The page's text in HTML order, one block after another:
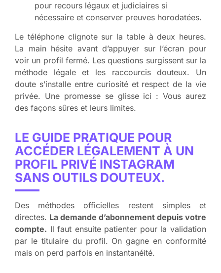
pour recours légaux et judiciaires si
nécessaire et conserver preuves horodatées.
Le téléphone clignote sur la table à deux heures.
La main hésite avant d’appuyer sur l’écran pour
voir un profil fermé. Les questions surgissent sur la
méthode légale et les raccourcis douteux. Un
doute s’installe entre curiosité et respect de la vie
privée. Une promesse se glisse ici : Vous aurez
des façons sûres et leurs limites.
LE GUIDE PRATIQUE POUR
ACCÉDER LÉGALEMENT À UN
PROFIL PRIVÉ INSTAGRAM
SANS OUTILS DOUTEUX.
Des méthodes officielles restent simples et
directes. La demande d’abonnement depuis votre
compte. Il faut ensuite patienter pour la validation
par le titulaire du profil. On gagne en conformité
mais on perd parfois en instantanéité.